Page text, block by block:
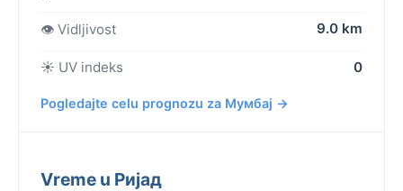
👁️ Vidljivost 9.0 km
☀️ UV indeks 0
Pogledajte celu prognozu za Мумбај →
Vreme u Ријад